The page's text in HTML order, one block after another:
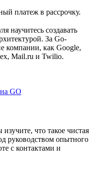
платеж в рассрочку.
научитесь создавать
За Go-
компании, как Google,
Mail.ru и Twilio.
GO
что такое чистая
руководством опытного
с контактами и